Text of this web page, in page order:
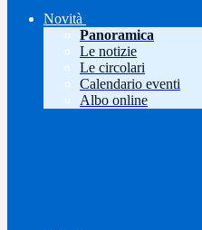
Novità
Panoramica
Le notizie
Le circolari
Calendario eventi
Albo online